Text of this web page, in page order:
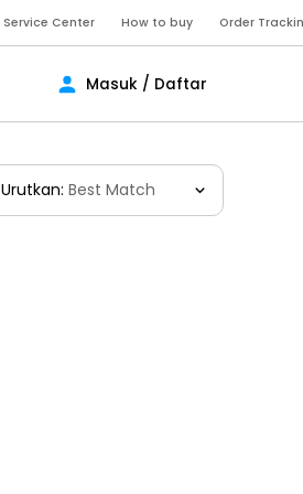
Service Center How to buy Order
Masuk / Daftar
Urutkan: Best Match